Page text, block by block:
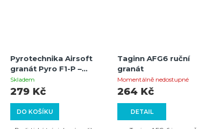
Pyrotechnika Airsoft
granát Pyro F1-P –
cvičný granát s
efektem silné exploze
Skladem
DO KOŠÍKU
279 Kč
Taginn AFG6 ruční
granát
Momentálně nedostupné
DETAIL
264 Kč